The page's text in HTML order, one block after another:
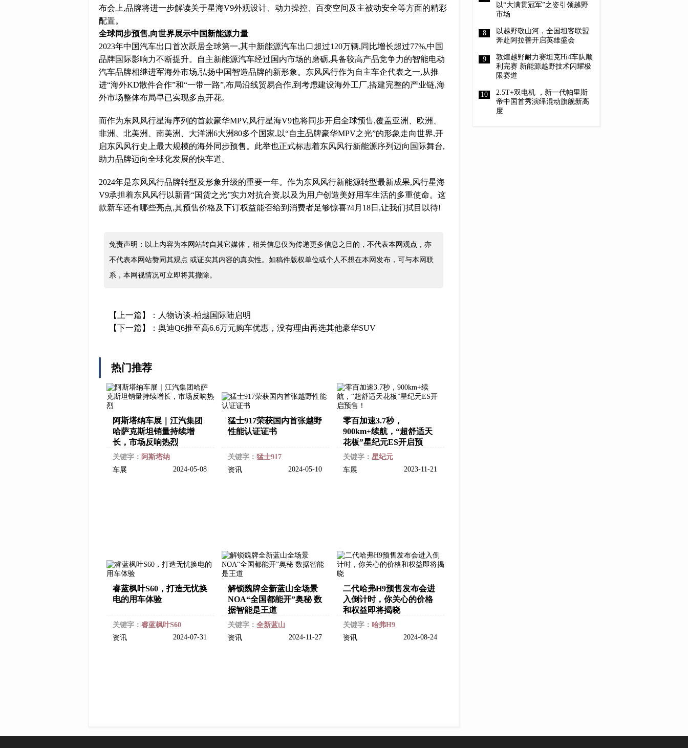
布会上,品牌将进一步解读关于星海V9外观设计、动力操控、百变空间及主被动安全等方面的精彩
配置。
全球同步预售,向世界展示中国新能源力量
2023年中国汽车出口首次跃居全球第一,其中新能源汽车出口超过120万辆,同比增长超过77%,中国
品牌国际影响力不断提升。自主新能源汽车经过国内市场的磨砺,具备较高产品竞争力的智能电动
汽车品牌相继进军海外市场,弘扬中国智造品牌的新形象。东风风行作为自主车企代表之一,从推
进“海外KD散件合作”和“一带一路”,布局沿线贸易合作,到考虑建设海外工厂,搭建完整的产业链,海
外市场整体布局早已实现多点开花。
而作为东风风行星海序列的首款豪华MPV,风行星海V9也将同步开启全球预售,覆盖亚洲、欧洲、
非洲、北美洲、南美洲、大洋洲6大洲80多个国家,以“自主品牌豪华MPV之光”的形象走向世界,开
启东风风行史上最大规模的海外同步预售。此举也正式标志着东风风行新能源序列迈向国际舞台,
助力品牌迈向全球化发展的快车道。
2024年是东风风行品牌转型及形象升级的重要一年。作为东风风行新能源转型最新成果,风行星海
V9承担着东风风行以新晋“国货之光”实力对抗合资,以及为用户创造美好用车生活的多重使命。这
款新车还有哪些亮点,其预售价格及下订权益能否给到消费者足够惊喜?4月18日,让我们拭目以待!
免责声明：以上内容为本网站转自其它媒体，相关信息仅为传递更多信息之目的，不代表本网观点，亦
不代表本网站赞同其观点 或证实其内容的真实性。如稿件版权单位或个人不想在本网发布，可与本网联
系，本网视情况可立即将其撤除。
【上一篇】： 人物访谈-柏越国际陆启明
【下一篇】： 奥迪Q6推至高6.6万元购车优惠，没有理由再选其他豪华SUV
热门推荐
阿斯塔纳车展｜江汽集团
哈萨克斯坦销量持续增
长，市场反响热烈
关键字： 阿斯塔纳
车展
2024-05-08
猛士917荣获国内首张越野
性能认证证书
关键字： 猛士917
资讯
2024-05-10
零百加速3.7秒，
900km+续航，“超舒适天
花板”星纪元ES开启预
售！
关键字： 星纪元
车展
2023-11-21
睿蓝枫叶S60，打造无忧换
电的用车体验
关键字： 睿蓝枫叶S60
资讯
2024-07-31
解锁魏牌全新蓝山全场景
NOA“全国都能开”奥秘 数
据智能是王道
关键字： 全新蓝山
资讯
2024-11-27
二代哈弗H9预售发布会进
入倒计时，你关心的价格
和权益即将揭晓
关键字： 哈弗H9
资讯
2024-08-24
以“大满贯冠军”之姿引领越野
市场
以越野敬山河，全国坦客联盟
奔赴阿拉善开启英雄盛会
敦煌越野耐力赛坦克Hi4车队顺
利完赛 新能源越野技术闪耀极
限赛道
2.5T+双电机 ，新一代帕里斯
帝中国首秀演绎混动旗舰新高
度